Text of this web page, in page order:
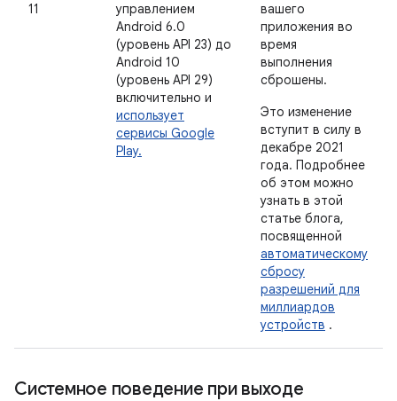
11
управлением
Android 6.0
(уровень API 23) до
Android 10
(уровень API 29)
включительно и
использует
сервисы Google
Play.
вашего
приложения во
время
выполнения
сброшены.
Это изменение
вступит в силу в
декабре 2021
года. Подробнее
об этом можно
узнать в этой
статье блога,
посвященной
автоматическому
сбросу
разрешений для
миллиардов
устройств .
Системное поведение при выходе